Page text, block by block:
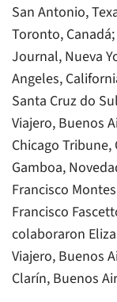
San Antonio,
Toronto,
Journal, Nueva
Angeles,
Santa Cruz do
Viajero, Buenos
Chicago
Gamboa,
Francisco
Francisco
colaboraron
Viajero, Buenos
Clarín, Buenos